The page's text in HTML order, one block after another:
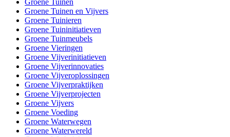
Groene Tuinen
Groene Tuinen en Vijvers
Groene Tuinieren
Groene Tuininitiatieven
Groene Tuinmeubels
Groene Vieringen
Groene Vijverinitiatieven
Groene Vijverinnovaties
Groene Vijveroplossingen
Groene Vijverpraktijken
Groene Vijverprojecten
Groene Vijvers
Groene Voeding
Groene Waterwegen
Groene Waterwereld